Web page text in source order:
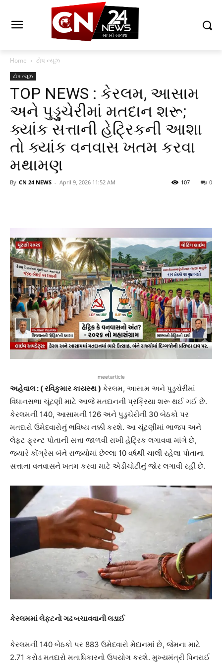
Home ટોપ ન્યૂઝ
ટોપ ન્યૂઝ
TOP NEWS : કેરલમ, આસામ
અને પુડ્ડુચેરીમાં મતદાન શરૂ;
ક્યાંક સત્તાની હેટ્રિકની આશા
તો ક્યાંક વનવાસ ખતમ કરવા
મથામણ
By CN 24 NEWS - April 9, 2026 11:52 AM 0
107
meetarticle
અહેવાલ : ( રવિકુમાર કાયસ્થ ) કેરલમ, આસામ અને પુડુચેરીમાં
વિધાનસભા ચૂંટણી માટે આજે મતદાનની પ્રક્રિયા શરૂ થઈ ગઈ છે.
કેરલમની 140, આસામની 126 અને પુડુચેરીની 30 બેઠકો પર
મતદારો ઉમેદવારોનું ભવિષ્ય નક્કી કરશે. આ ચૂંટણીમાં ભાજપ અને
લેફ્ટ ફ્રન્ટ પોતાની સત્તા જાળવી રાખી હેટ્રિક લગાવવા માંગે છે,
જ્યારે કોંગ્રેસ બંને રાજ્યોમાં છેલ્લા 10 વર્ષથી ચાલી રહેલા પોતાના
સત્તાના વનવાસને ખતમ કરવા માટે એડીચોટીનું જોર લગાવી રહી છે.
કેરલમમાં લેફ્ટનો ગઢ બચાવવાની લડાઈ
કેરલમની 140 બેઠકો પર 883 ઉમેદવારો મેદાનમાં છે, જેમના માટે
2.71 કરોડ મતદારો મતાધિકારનો ઉપયોગ કરશે. મુખ્યમંત્રી પિનરાઈ